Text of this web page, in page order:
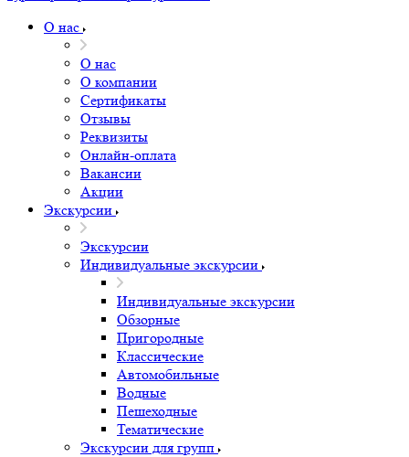
О нас
О нас
О компании
Сертификаты
Отзывы
Реквизиты
Онлайн-оплата
Вакансии
Акции
Экскурсии
Экскурсии
Индивидуальные экскурсии
Индивидуальные экскурсии
Обзорные
Пригородные
Классические
Автомобильные
Водные
Пешеходные
Тематические
Экскурсии для групп